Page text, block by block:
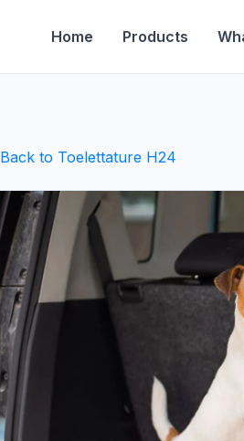
Home Products
Back to Toelettature H24